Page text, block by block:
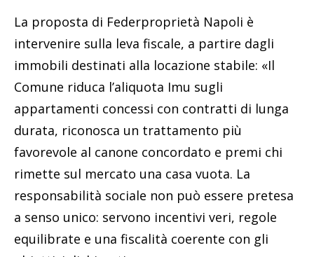
La proposta di Federproprietà Napoli è
intervenire sulla leva fiscale, a partire dagli
immobili destinati alla locazione stabile: «Il
Comune riduca l’aliquota Imu sugli
appartamenti concessi con contratti di lunga
durata, riconosca un trattamento più
favorevole al canone concordato e premi chi
rimette sul mercato una casa vuota. La
responsabilità sociale non può essere pretesa
a senso unico: servono incentivi veri, regole
equilibrate e una fiscalità coerente con gli